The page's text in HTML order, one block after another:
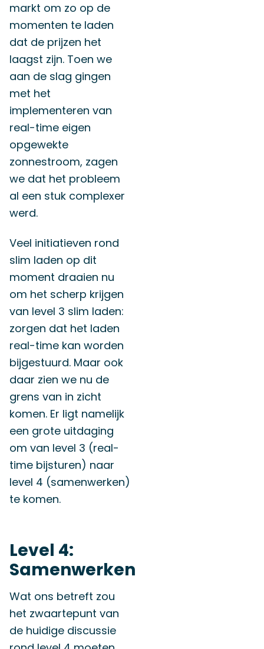
markt om zo op de
momenten te laden
dat de prijzen het
laagst zijn. Toen we
aan de slag gingen
met het
implementeren van
real-time eigen
opgewekte
zonnestroom, zagen
we dat het probleem
al een stuk complexer
werd.
Veel initiatieven rond
slim laden op dit
moment draaien nu
om het scherp krijgen
van level 3 slim laden:
zorgen dat het laden
real-time kan worden
bijgestuurd. Maar ook
daar zien we nu de
grens van in zicht
komen. Er ligt namelijk
een grote uitdaging
om van level 3 (real-
time bijsturen) naar
level 4 (samenwerken)
te komen.
Level 4:
Samenwerken
Wat ons betreft zou
het zwaartepunt van
de huidige discussie